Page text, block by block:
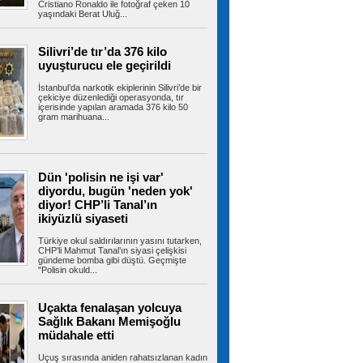
Beşiktaş 10 kişi kalmasına
UEFA Avrupa Ligi 3. eleme turu ilk
Çekya ekibi Hradec...
Salah yaklaşık 30 bin taraftarın
imzayı attı! İşte taraftarlara mesajı
yeni transferi Muhammed Salah,
Güneş Spor Kompleksi'ndeki...
Avcılar Belediye Başkanı Utku
Çaykara hakkında tahliye kararı verildi
2025’te Aziz İhsan Aktaş davası
tutuklanan Avcılar Belediye...
Arnavutköy’de üniversite
tercih desteği
Belediyesi ile ‘Önce Öğrenci’ iş
düzenlenen 2026...
Cristiano Ronaldo ile fotoğraf çeken 10
yaşındaki Berat Uluğ...
Silivri’de tır’da 376 kilo
uyuşturucu ele geçirildi
İstanbul’da narkotik ekiplerinin Silivri’de bir
çekiciye düzenlediği operasyonda, tır
içerisinde yapılan aramada 376 kilo 50
gram marihuana...
Dün 'polisin ne işi var'
diyordu, bugün 'neden yok'
diyor! CHP’li Tanal’ın
ikiyüzlü siyaseti
Türkiye okul saldırılarının yasını tutarken,
CHP’li Mahmut Tanal’ın siyasi çelişkisi
gündeme bomba gibi düştü. Geçmişte
"Polisin okuld...
Uçakta fenalaşan yolcuya
Sağlık Bakanı Memişoğlu
müdahale etti
Uçuş sırasında aniden rahatsızlanan kadın